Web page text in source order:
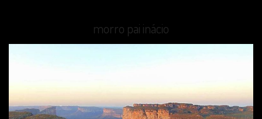
morro pai inácio